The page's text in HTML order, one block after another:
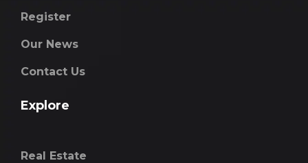
Register
Our News
Contact Us
Explore
Real Estate